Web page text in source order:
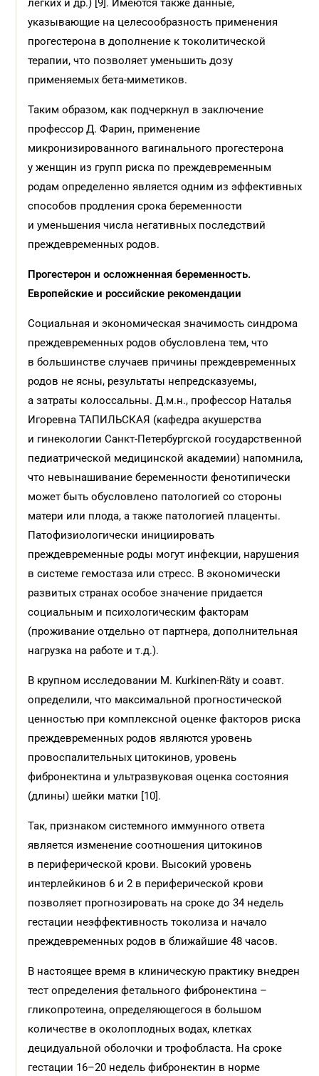
легких и др.) [9]. Имеются также данные,
указывающие на целесообразность применения
прогестерона в дополнение к токолитической
терапии, что позволяет уменьшить дозу
применяемых бета-миметиков.
Таким образом, как подчеркнул в заключение
профессор Д. Фарин, применение
микронизированного вагинального прогестерона
у женщин из групп риска по преждевременным
родам определенно является одним из эффективных
способов продления срока беременности
и уменьшения числа негативных последствий
преждевременных родов.
Прогестерон и осложненная беременность.
Европейские и российские рекомендации
Социальная и экономическая значимость синдрома
преждевременных родов обусловлена тем, что
в большинстве случаев причины преждевременных
родов не ясны, результаты непредсказуемы,
а затраты колоссальны. Д.м.н., профессор Наталья
Игоревна ТАПИЛЬСКАЯ (кафедра акушерства
и гинекологии Санкт-Петербургской государственной
педиатрической медицинской академии) напомнила,
что невынашивание беременности фенотипически
может быть обусловлено патологией со стороны
матери или плода, а также патологией плаценты.
Патофизиологически инициировать
преждевременные роды могут инфекции, нарушения
в системе гемостаза или стресс. В экономически
развитых странах особое значение придается
социальным и психологическим факторам
(проживание отдельно от партнера, дополнительная
нагрузка на работе и т.д.).
В крупном исследовании M. Kurkinen-Räty и соавт.
определили, что максимальной прогностической
ценностью при комплексной оценке факторов риска
преждевременных родов являются уровень
провоспалительных цитокинов, уровень
фибронектина и ультразвуковая оценка состояния
(длины) шейки матки [10].
Так, признаком системного иммунного ответа
является изменение соотношения цитокинов
в периферической крови. Высокий уровень
интерлейкинов 6 и 2 в периферической крови
позволяет прогнозировать на сроке до 34 недель
гестации неэффективность токолиза и начало
преждевременных родов в ближайшие 48 часов.
В настоящее время в клиническую практику внедрен
тест определения фетального фибронектина –
гликопротеина, определяющегося в большом
количестве в околоплодных водах, клетках
децидуальной оболочки и трофобласта. На сроке
гестации 16–20 недель фибронектин в норме